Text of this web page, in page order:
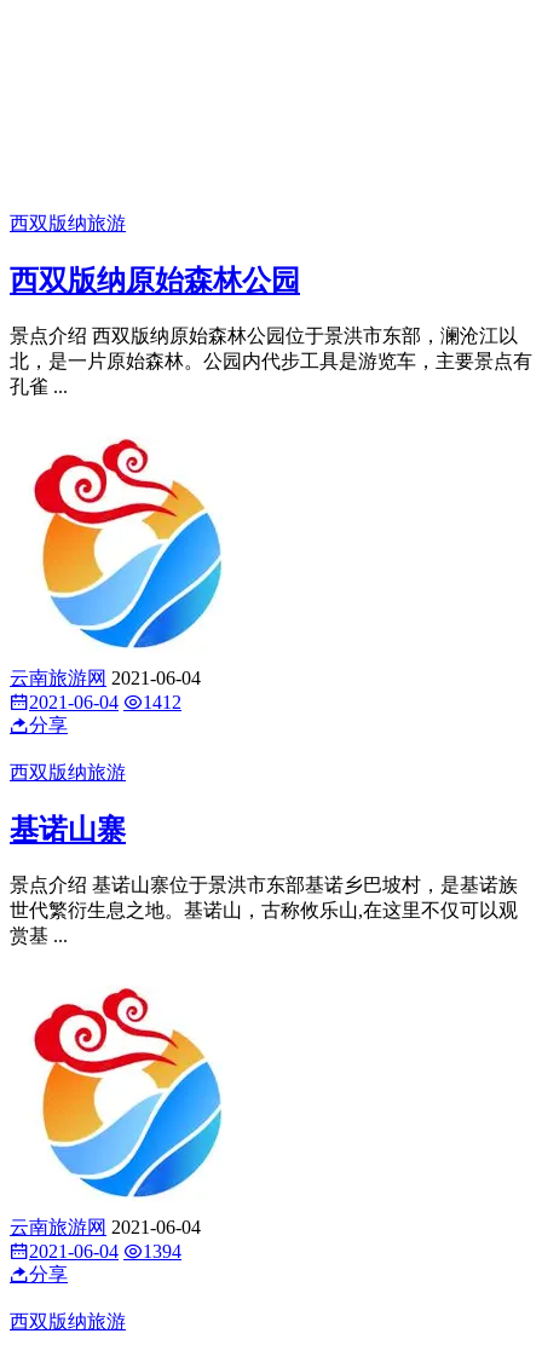
西双版纳旅游
西双版纳原始森林公园
景点介绍 西双版纳原始森林公园位于景洪市东部，澜沧江以
北，是一片原始森林。公园内代步工具是游览车，主要景点有
孔雀 ...
云南旅游网 2021-06-04
2021-06-04
1412
分享